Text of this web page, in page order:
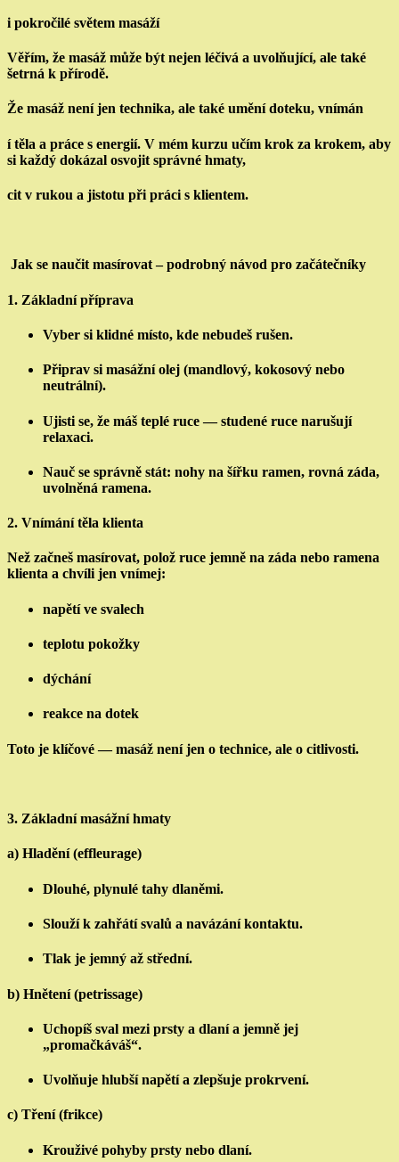
i pokročilé světem masáží
Věřím, že masáž může být nejen léčivá a uvolňující, ale také
šetrná k přírodě.
Že masáž není jen technika, ale také umění doteku, vnímán
í těla a práce s energií. V mém kurzu učím krok za krokem, aby
si každý dokázal osvojit správné hmaty,
cit v rukou a jistotu při práci s klientem.
Jak se naučit masírovat – podrobný návod pro začátečníky
1. Základní příprava
Vyber si klidné místo, kde nebudeš rušen.
Připrav si masážní olej (mandlový, kokosový nebo
neutrální).
Ujisti se, že máš teplé ruce — studené ruce narušují
relaxaci.
Nauč se správně stát: nohy na šířku ramen, rovná záda,
uvolněná ramena.
2. Vnímání těla klienta
Než začneš masírovat, polož ruce jemně na záda nebo ramena
klienta a chvíli jen vnímej:
napětí ve svalech
teplotu pokožky
dýchání
reakce na dotek
Toto je klíčové — masáž není jen o technice, ale o citlivosti.
3. Základní masážní hmaty
a) Hladění (effleurage)
Dlouhé, plynulé tahy dlaněmi.
Slouží k zahřátí svalů a navázání kontaktu.
Tlak je jemný až střední.
b) Hnětení (petrissage)
Uchopíš sval mezi prsty a dlaní a jemně jej
„promačkáváš“.
Uvolňuje hlubší napětí a zlepšuje prokrvení.
c) Tření (frikce)
Krouživé pohyby prsty nebo dlaní.